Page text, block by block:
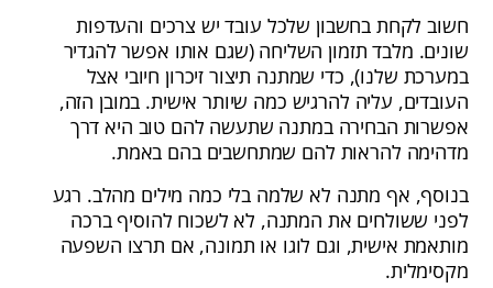
חשוב לקחת בחשבון שלכל עובד יש צרכים והעדפות
שונים. מלבד תזמון השליחה (שגם אותו אפשר להגדיר
במערכת שלנו), כדי שמתנה תיצור זיכרון חיובי אצל
העובדים, עליה להרגיש כמה שיותר אישית. במובן הזה,
אפשרות הבחירה במתנה שתעשה להם טוב היא דרך
מדהימה להראות להם שמתחשבים בהם באמת.
בנוסף, אף מתנה לא שלמה בלי כמה מילים מהלב. רגע
לפני ששולחים את המתנה, לא לשכוח להוסיף ברכה
מותאמת אישית, וגם לוגו או תמונה, אם תרצו השפעה
מקסימלית.